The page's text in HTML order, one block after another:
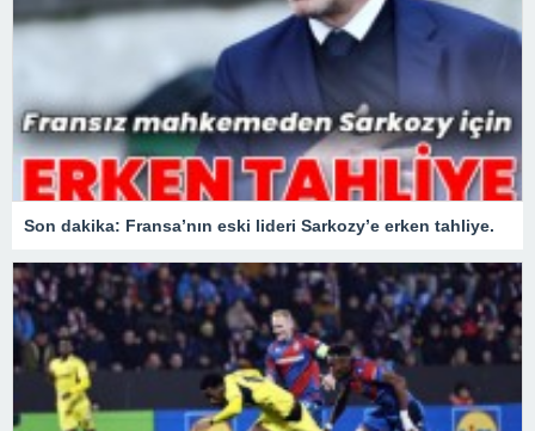
Son dakika: Fransa’nın eski lideri Sarkozy’e erken tahliye.